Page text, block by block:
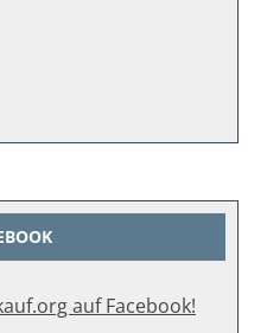
auf Facebook!